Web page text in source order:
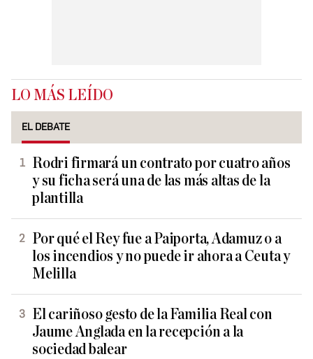
LO MÁS LEÍDO
EL DEBATE
Rodri firmará un contrato por cuatro años
y su ficha será una de las más altas de la
plantilla
Por qué el Rey fue a Paiporta, Adamuz o a
los incendios y no puede ir ahora a Ceuta y
Melilla
El cariñoso gesto de la Familia Real con
Jaume Anglada en la recepción a la
sociedad balear